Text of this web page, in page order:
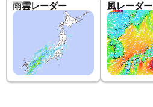
雨雲レーダー 風レーダー